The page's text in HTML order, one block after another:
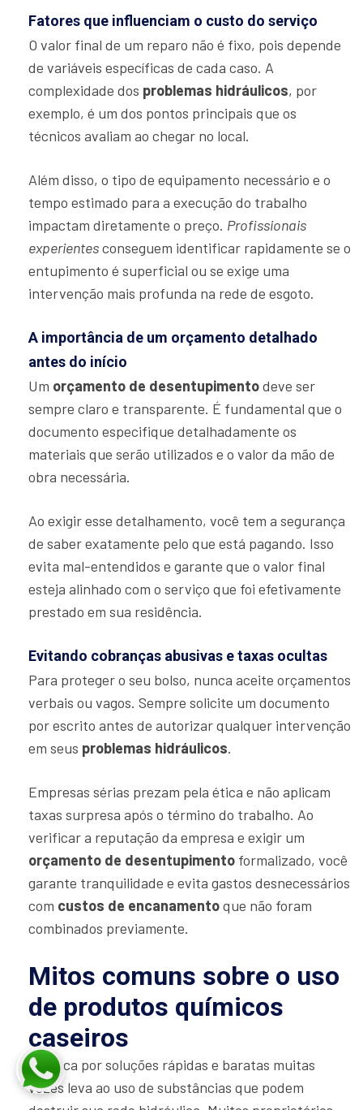
Fatores que influenciam o custo do serviço
O valor final de um reparo não é fixo, pois depende
de variáveis específicas de cada caso. A
complexidade dos problemas hidráulicos, por
exemplo, é um dos pontos principais que os
técnicos avaliam ao chegar no local.
Além disso, o tipo de equipamento necessário e o
tempo estimado para a execução do trabalho
impactam diretamente o preço. Profissionais
experientesconseguem identificar rapidamente se o
entupimento é superficial ou se exige uma
intervenção mais profunda na rede de esgoto.
A importância de um orçamento detalhado
antes do início
Um orçamento de desentupimentodeve ser
sempre claro e transparente. É fundamental que o
documento especifique detalhadamente os
materiais que serão utilizados e o valor da mão de
obra necessária.
Ao exigir esse detalhamento, você tem a segurança
de saber exatamente pelo que está pagando. Isso
evita mal-entendidos e garante que o valor final
esteja alinhado com o serviço que foi efetivamente
prestado em sua residência.
Evitando cobranças abusivas e taxas ocultas
Para proteger o seu bolso, nunca aceite orçamentos
verbais ou vagos. Sempre solicite um documento
por escrito antes de autorizar qualquer intervenção
em seus problemas hidráulicos.
Empresas sérias prezam pela ética e não aplicam
taxas surpresa após o término do trabalho. Ao
verificar a reputação da empresa e exigir um
orçamento de desentupimento formalizado, você
garante tranquilidade e evita gastos desnecessários
com custos de encanamentoque não foram
combinados previamente.
Mitos comuns sobre o uso
de produtos químicos
caseiros
A busca por soluções rápidas e baratas muitas
vezes leva ao uso de substâncias que podem